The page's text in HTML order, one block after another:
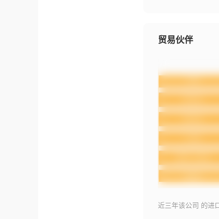
贸易伙伴
近三年该公司 的进